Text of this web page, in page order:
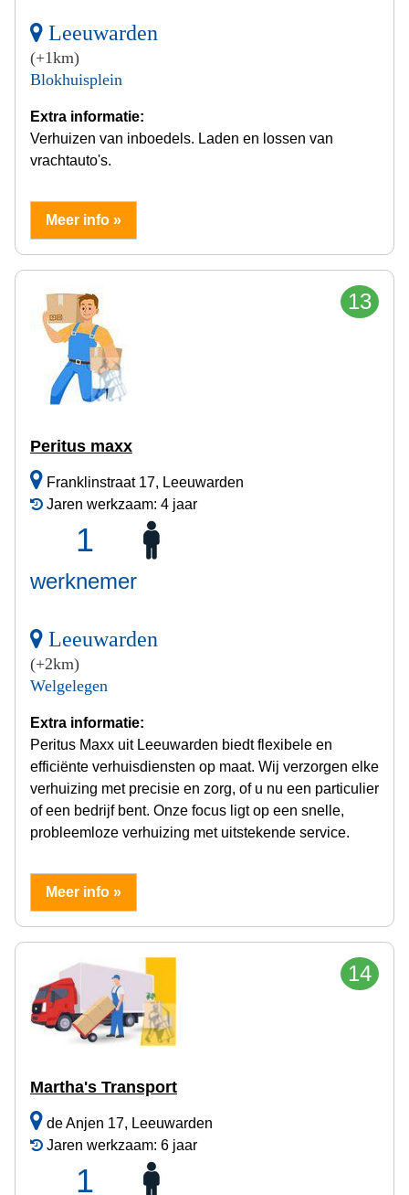
Leeuwarden
(+1km)
Blokhuisplein
Extra informatie:
Verhuizen van inboedels. Laden en lossen van
vrachtauto's.
Meer info »
13
Peritus maxx
Franklinstraat 17, Leeuwarden
Jaren werkzaam: 4 jaar
1
werknemer
Leeuwarden
(+2km)
Welgelegen
Extra informatie:
Peritus Maxx uit Leeuwarden biedt flexibele en
efficiënte verhuisdiensten op maat. Wij verzorgen elke
verhuizing met precisie en zorg, of u nu een particulier
of een bedrijf bent. Onze focus ligt op een snelle,
probleemloze verhuizing met uitstekende service.
Meer info »
14
Martha's Transport
de Anjen 17, Leeuwarden
Jaren werkzaam: 6 jaar
1